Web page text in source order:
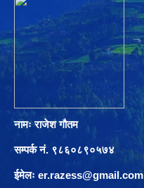
नामः राजेश गौतम
सम्पर्क नं. ९८६०८९०५७४
ईमेलः er.razess@gmail.com